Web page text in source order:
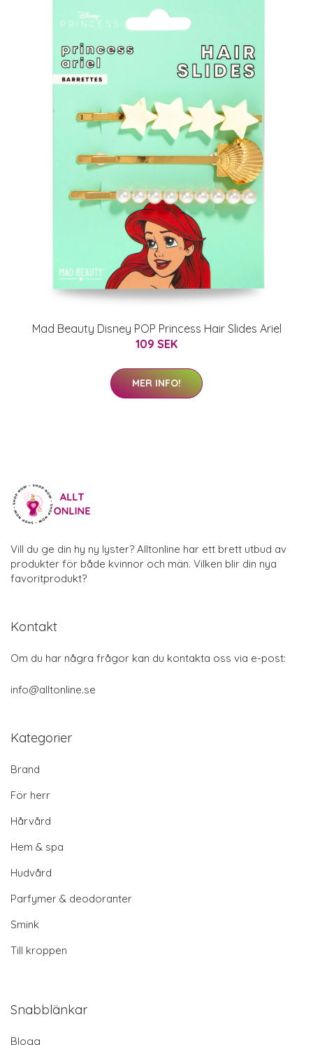
Mad Beauty Disney POP Princess Hair Slides Ariel
109 SEK
MER INFO!
Vill du ge din hy ny lyster? Alltonline har ett brett utbud av
produkter för både kvinnor och män. Vilken blir din nya
favoritprodukt?
Kontakt
Om du har några frågor kan du kontakta oss via e-post:
info@alltonline.se
Kategorier
Brand
För herr
Hårvård
Hem & spa
Hudvård
Parfymer & deodoranter
Smink
Till kroppen
Snabblänkar
Blogg